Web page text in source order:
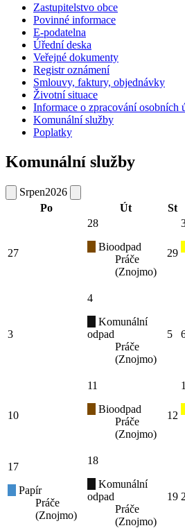
Zastupitelstvo obce
Povinné informace
E-podatelna
Úřední deska
Veřejné dokumenty
Registr oznámení
Smlouvy, faktury, objednávky
Životní situace
Informace o zpracování osobních
Komunální služby
Poplatky
Komunální služby
Srpen2026
Po
Út St
27
28
Bioodpad
Práče
(Znojmo)
29
3
4
Komunální
odpad
Práče
(Znojmo)
5
10
11
Bioodpad
Práče
(Znojmo)
12
17
Papír
Práče
(Znojmo)
18
Komunální
odpad
Práče
(Znojmo)
19